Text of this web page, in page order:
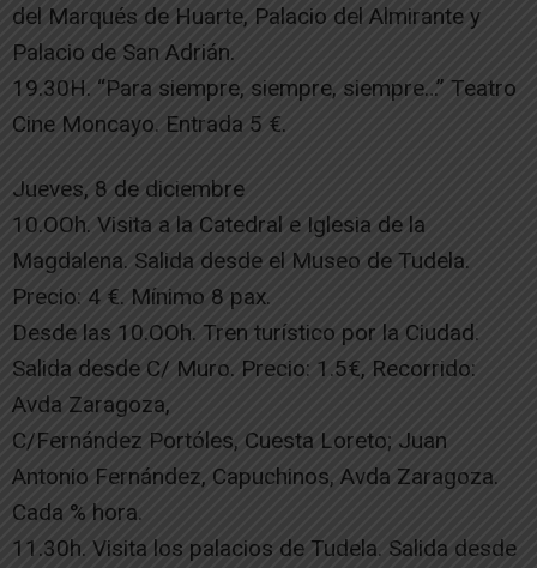
del Marqués de Huarte, Palacio del Almirante y
Palacio de San Adrián.
19.30H. “Para siempre, siempre, siempre…” Teatro
Cine Moncayo. Entrada 5 €.
Jueves, 8 de diciembre
10.OOh. Visita a la Catedral e Iglesia de la
Magdalena. Salida desde el Museo de Tudela.
Precio: 4 €. Mínimo 8 pax.
Desde las 10.OOh. Tren turístico por la Ciudad.
Salida desde C/ Muro. Precio: 1.5€, Recorrido:
Avda Zaragoza,
C/Fernández Portóles, Cuesta Loreto; Juan
Antonio Fernández, Capuchinos, Avda Zaragoza.
Cada % hora.
11.30h. Visita los palacios de Tudela. Salida desde